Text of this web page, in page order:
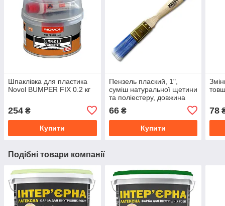
Шпаклівка для пластика
Novol BUMPER FIX 0.2 кг
254 ₴
Купити
Пензель плаский, 1",
суміш натуральної щетини
та поліестеру, довжина
щетини 51 мм, дерев'яна
ручка HARDY
66₴
Купити
78
Подібні товари компанії